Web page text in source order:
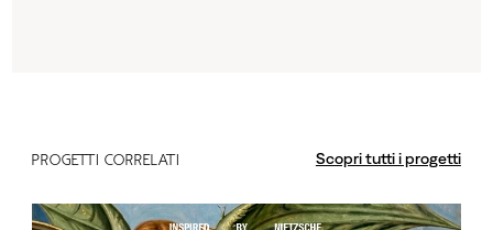
PROGETTI CORRELATI Scopri tutti i progetti